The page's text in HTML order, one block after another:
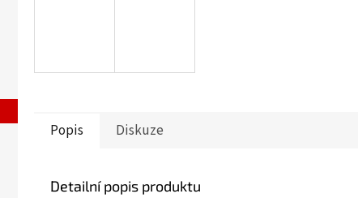
Popis Diskuze
Detailní popis produktu